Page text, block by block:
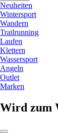
Neuheiten
Wintersport
Wandern
Trailrunning
Laufen
Klettern
Wassersport
Angeln
Outlet
Marken
Wird zum